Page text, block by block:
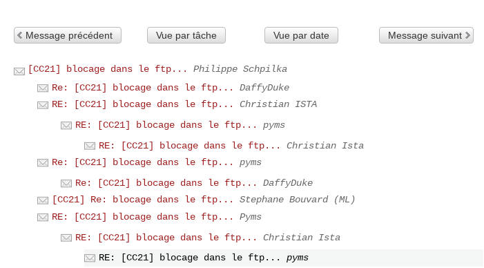
Message précédent Vue par tâche Vue par date Message suivant
[CC21] blocage dans le ftp...
Philippe Schpilka
Re: [CC21] blocage dans le ftp...
DaffyDuke
RE: [CC21] blocage dans le ftp...
Christian ISTA
RE: [CC21] blocage dans le ftp...
pyms
RE: [CC21] blocage dans le ftp...
Christian Ista
Re: [CC21] blocage dans le ftp...
pyms
Re: [CC21] blocage dans le ftp...
DaffyDuke
[CC21] Re: blocage dans le ftp...
Stephane Bouvard (ML)
RE: [CC21] blocage dans le ftp...
Pyms
RE: [CC21] blocage dans le ftp...
Christian Ista
RE: [CC21] blocage dans le ftp...
pyms